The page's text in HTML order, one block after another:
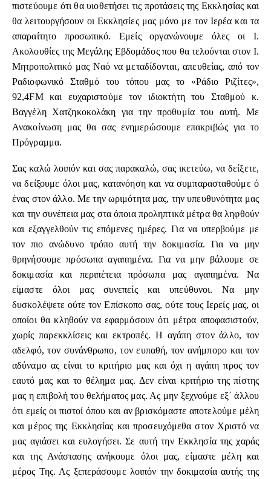
πιστεύουμε ότι θα υιοθετήσει τις προτάσεις της Εκκλησίας και
θα λειτουργήσουν οι Εκκλησίες μας μόνο με τον Ιερέα και τα
απαραίτητο προσωπικό. Εμείς οργανώνουμε όλες οι Ι.
Ακολουθίες της Μεγάλης Εβδομάδος που θα τελούνται στον Ι.
Μητροπολιτικό μας Ναό να μεταδίδονται, απευθείας, από τον
Ραδιοφωνικό Σταθμό του τόπου μας το «Ράδιο Ριζίτες»,
92,4FM και ευχαριστούμε τον ιδιοκτήτη του Σταθμού κ.
Βαγγέλη Χατζηκοκολάκη για την προθυμία του αυτή. Με
Ανακοίνωση μας θα σας ενημερώσουμε επακριβώς για το
Πρόγραμμα.
Σας καλώ λοιπόν και σας παρακαλώ, σας ικετεύω, να δείξετε,
να δείξουμε όλοι μας, κατανόηση και να συμπαρασταθούμε ό
ένας στον άλλο. Με την ωριμότητα μας, την υπευθυνότητα μας
και την συνέπεια μας στα όποια προληπτικά μέτρα θα ληφθούν
και εξαγγελθούν τις επόμενες ημέρες. Για να υπερβούμε με
τον πιο ανώδυνο τρόπο αυτή την δοκιμασία. Για να μην
θρηνήσουμε πρόσωπα αγαπημένα. Για να μην βάλουμε σε
δοκιμασία και περιπέτεια πρόσωπα μας αγαπημένα. Να
είμαστε όλοι μας συνεπείς και υπεύθυνοι. Να μην
δυσκολέψετε ούτε τον Επίσκοπο σας, ούτε τους Ιερείς μας, οι
οποίοι θα κληθούν να εφαρμόσουν ότι μέτρα αποφασιστούν,
χωρίς παρεκκλίσεις και εκτροπές. Η αγάπη στον άλλο, τον
αδελφό, τον συνάνθρωπο, τον ευπαθή, τον ανήμπορο και τον
αδύναμο ας είναι το κριτήριο μας και όχι η αγάπη προς τον
εαυτό μας και το θέλημα μας. Δεν είναι κριτήριο της πίστης
μας η επιβολή του θελήματος μας. Ας μην ξεχνούμε εξ΄ άλλου
ότι εμείς οι πιστοί όπου και αν βρισκόμαστε αποτελούμε μέλη
και μέρος της Εκκλησίας και προσευχόμεθα στον Χριστό να
μας αγιάσει και ευλογήσει. Σε αυτή την Εκκλησία της χαράς
και της Ανάστασης ανήκουμε όλοι μας, είμαστε μέλη και
μέρος Της. Ας ξεπεράσουμε λοιπόν την δοκιμασία αυτής της